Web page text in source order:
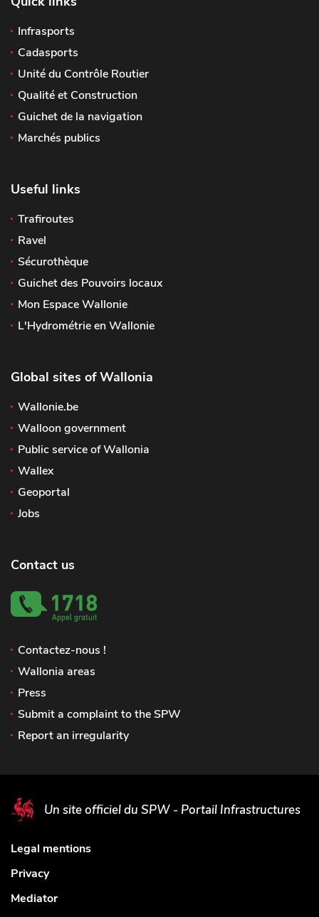
Infrasports
Cadasports
Unité du Contrôle Routier
Qualité et Construction
Guichet de la navigation
Marchés publics
Useful links
Trafiroutes
Ravel
Sécurothèque
Guichet des Pouvoirs locaux
Mon Espace Wallonie
L'Hydrométrie en Wallonie
Global sites of Wallonia
Wallonie.be
Walloon government
Public service of Wallonia
Wallex
Geoportal
Jobs
Contact us
Contactez-nous !
Wallonia areas
Press
Submit a complaint to the SPW
Report an irregularity
Un site officiel du SPW - Portail Infrastructures
Legal mentions
Privacy
Mediator